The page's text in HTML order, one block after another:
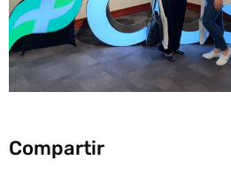
Compartir